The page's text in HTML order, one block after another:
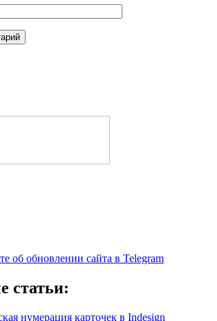
об обновлении сайта в Telegram
статьи:
нумерация карточек в Indesign